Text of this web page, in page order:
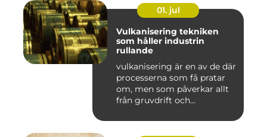
01. jul
Vulkanisering tekniken
som håller industrin
rullande
vulkanisering är en av de där
processerna som få pratar
om, men som påverkar allt
från gruvdrift och...